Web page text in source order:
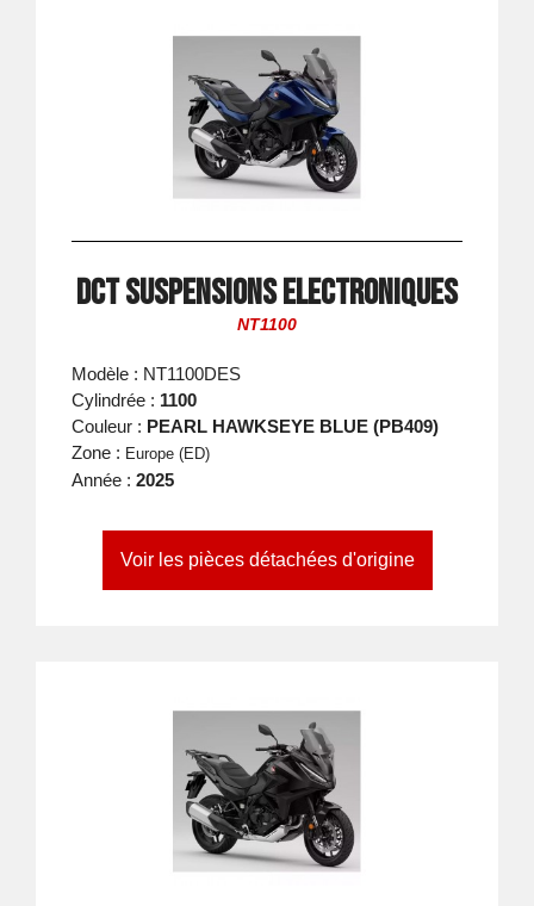
DCT suspensions electroniques
NT1100
Modèle : NT1100DES
Cylindrée : 1100
Couleur : PEARL HAWKSEYE BLUE (PB409)
Zone : Europe (ED)
Année : 2025
Voir les pièces détachées d'origine